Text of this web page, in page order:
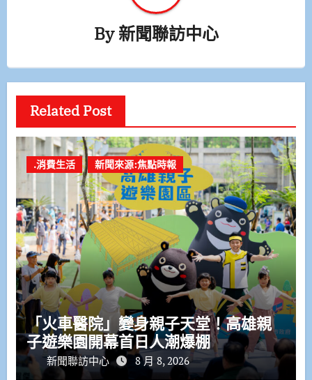
By新聞聯訪中心
Related Post
.消費生活 新聞來源:焦點時報
「火車醫院」變身親子天堂！高雄親
子遊樂園開幕首日人潮爆棚
新聞聯訪中心 8 月 8, 2026